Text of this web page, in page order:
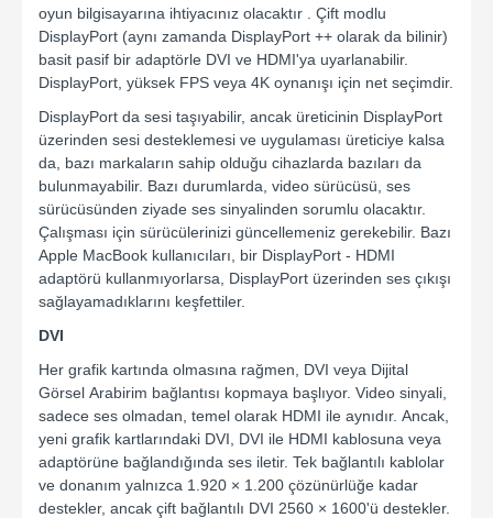
oyun bilgisayarına ihtiyacınız olacaktır . Çift modlu
DisplayPort (aynı zamanda DisplayPort ++ olarak da bilinir)
basit pasif bir adaptörle DVI ve HDMI'ya uyarlanabilir.
DisplayPort, yüksek FPS veya 4K oynanışı için net seçimdir.
DisplayPort da sesi taşıyabilir, ancak üreticinin DisplayPort
üzerinden sesi desteklemesi ve uygulaması üreticiye kalsa
da, bazı markaların sahip olduğu cihazlarda bazıları da
bulunmayabilir. Bazı durumlarda, video sürücüsü, ses
sürücüsünden ziyade ses sinyalinden sorumlu olacaktır.
Çalışması için sürücülerinizi güncellemeniz gerekebilir. Bazı
Apple MacBook kullanıcıları, bir DisplayPort - HDMI
adaptörü kullanmıyorlarsa, DisplayPort üzerinden ses çıkışı
sağlayamadıklarını keşfettiler.
DVI
Her grafik kartında olmasına rağmen, DVI veya Dijital
Görsel Arabirim bağlantısı kopmaya başlıyor. Video sinyali,
sadece ses olmadan, temel olarak HDMI ile aynıdır. Ancak,
yeni grafik kartlarındaki DVI, DVI ile HDMI kablosuna veya
adaptörüne bağlandığında ses iletir. Tek bağlantılı kablolar
ve donanım yalnızca 1.920 × 1.200 çözünürlüğe kadar
destekler, ancak çift bağlantılı DVI 2560 × 1600'ü destekler.